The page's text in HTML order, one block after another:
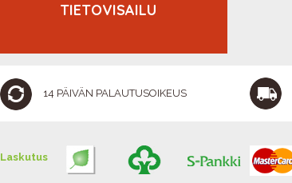
TIETOVISAILU
14 PÄIVÄN PALAUTUSOIKEUS
Laskutus